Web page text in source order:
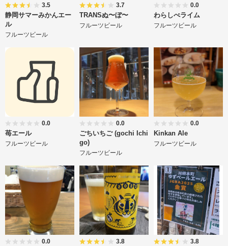
3.5
静岡サマーみかんエー
ル
フルーツビール
3.7
TRANSぬ〜ぼ〜
フルーツビール
0.0
わらしべライム
フルーツビール
0.0
苺エール
フルーツビール
0.0
ごちいちご (gochi Ichi
go)
フルーツビール
0.0
Kinkan Ale
フルーツビール
0.0 3.8 3.8